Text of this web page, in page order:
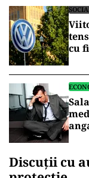
cu
Discuții cu